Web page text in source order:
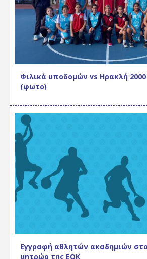
Φιλικά υποδομών vs Ηρακλή
(φωτο)
Εγγραφή αθλητών ακαδημιών
μητρώο της ΕΟΚ